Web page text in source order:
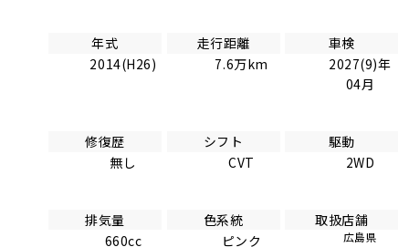
年式
2014(H26)
走行距離
7.6万km
車検
2027(9)年
04月
修復歴
無し
シフト
CVT
駆動
2WD
排気量
660cc
色系統
ピンク
取扱店舗
広島県